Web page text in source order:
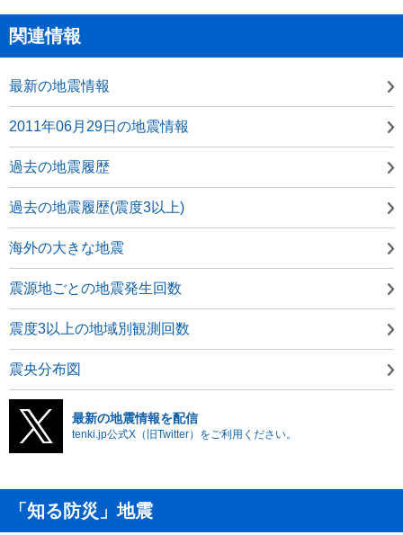
関連情報
最新の地震情報
2011年06月29日の地震情報
過去の地震履歴
過去の地震履歴(震度3以上)
海外の大きな地震
震源地ごとの地震発生回数
震度3以上の地域別観測回数
震央分布図
最新の地震情報を配信
tenki.jp公式X（旧Twitter）をご利用ください。
「知る防災」地震